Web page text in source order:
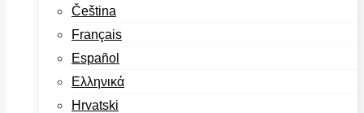
Čeština
Français
Español
Ελληνικά
Hrvatski